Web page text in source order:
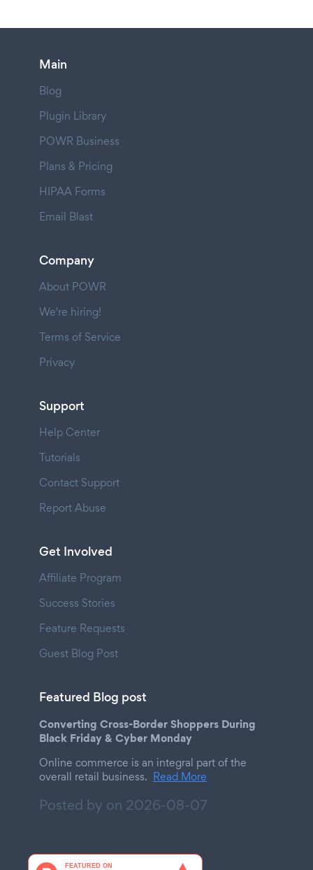
Main
Blog
Plugin Library
POWR Business
Plans & Pricing
HIPAA Forms
Email Blast
Company
About POWR
We're hiring!
Terms of Service
Privacy
Support
Help Center
Tutorials
Contact Support
Report Abuse
Get Involved
Affiliate Program
Success Stories
Feature Requests
Guest Blog Post
Featured Blog post
Converting Cross-Border Shoppers During
Black Friday & Cyber Monday
Online commerce is an integral part of the
overall retail business. Read More
Posted by on 2026-08-07